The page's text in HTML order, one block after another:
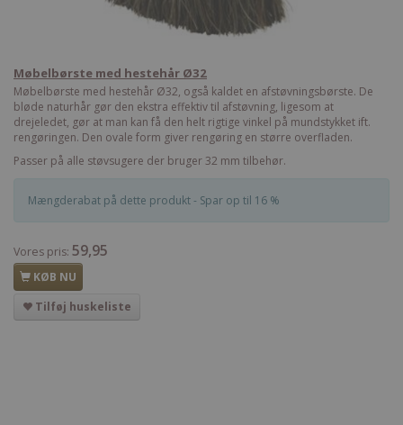
Møbelbørste med hestehår Ø32
Møbelbørste med hestehår Ø32, også kaldet en afstøvningsbørste. De
bløde naturhår gør den ekstra effektiv til afstøvning, ligesom at
drejeledet, gør at man kan få den helt rigtige vinkel på mundstykket ift.
rengøringen. Den ovale form giver rengøring en større overfladen.
Passer på alle støvsugere der bruger 32 mm tilbehør.
Mængderabat på dette produkt - Spar op til 16 %
Vores pris: 59,95
KØB NU
Tilføj huskeliste